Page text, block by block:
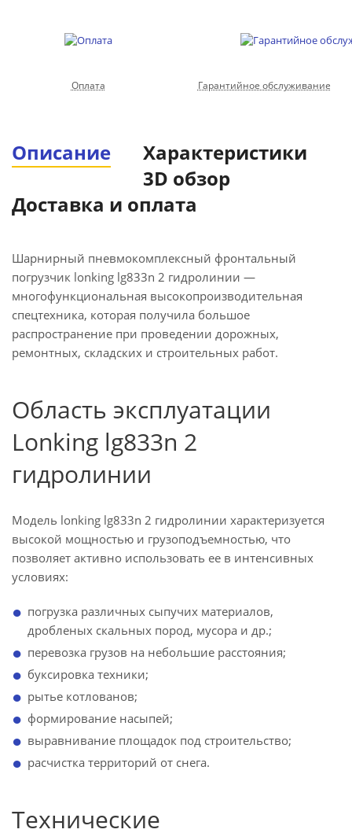
Оплата Гарантийное обслуживание
Описание
Характеристики
3D обзор
Доставка и оплата
Шарнирный пневмокомплексный фронтальный
погрузчик lonking lg833n 2 гидролинии —
многофункциональная высокопроизводительная
спецтехника, которая получила большое
распространение при проведении дорожных,
ремонтных, складских и строительных работ.
Область эксплуатации
Lonking lg833n 2
гидролинии
Модель lonking lg833n 2 гидролинии характеризуется
высокой мощностью и грузоподъемностью, что
позволяет активно использовать ее в интенсивных
условиях:
погрузка различных сыпучих материалов,
дробленых скальных пород, мусора и др.;
перевозка грузов на небольшие расстояния;
буксировка техники;
рытье котлованов;
формирование насыпей;
выравнивание площадок под строительство;
расчистка территорий от снега.
Технические